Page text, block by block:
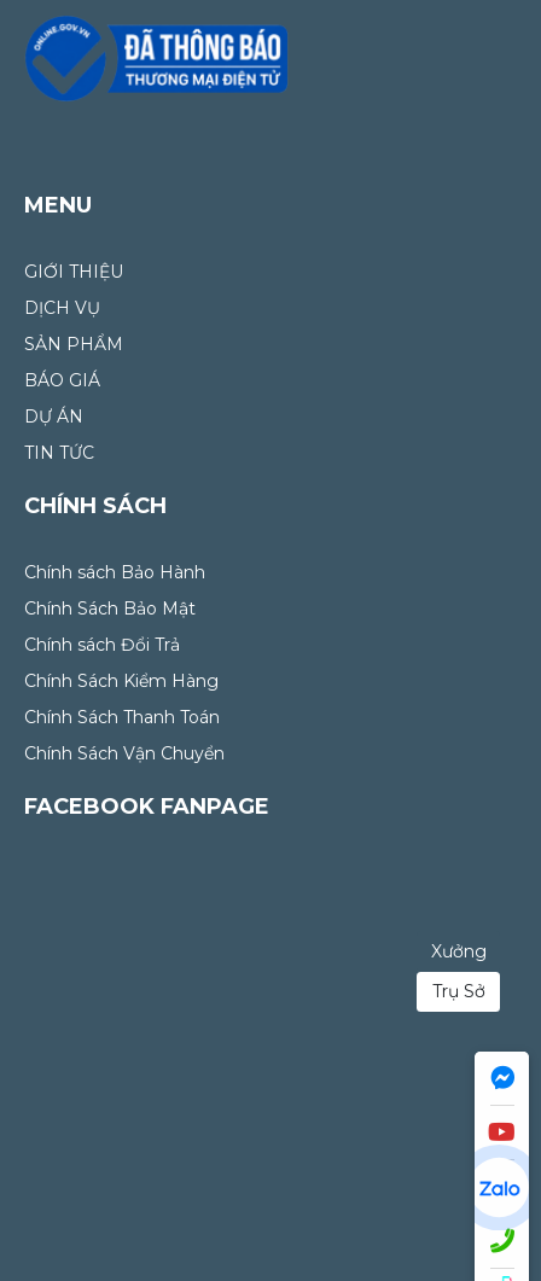
MENU
GIỚI THIỆU
DỊCH VỤ
SẢN PHẨM
BÁO GIÁ
DỰ ÁN
TIN TỨC
CHÍNH SÁCH
Chính sách Bảo Hành
Chính Sách Bảo Mật
Chính sách Đổi Trả
Chính Sách Kiểm Hàng
Chính Sách Thanh Toán
Chính Sách Vận Chuyển
FACEBOOK FANPAGE
Xưởng
Trụ Sở